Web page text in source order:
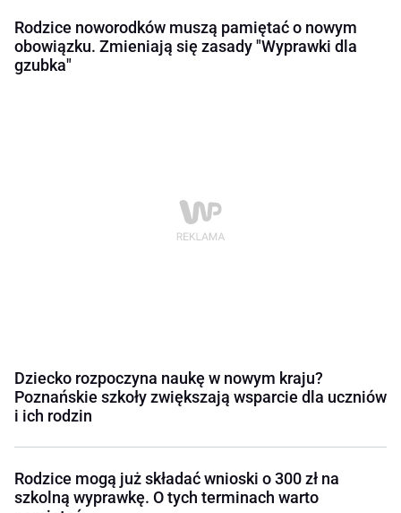
Rodzice noworodków muszą pamiętać o nowym
obowiązku. Zmieniają się zasady "Wyprawki dla
gzubka"
Dziecko rozpoczyna naukę w nowym kraju?
Poznańskie szkoły zwiększają wsparcie dla uczniów
i ich rodzin
Rodzice mogą już składać wnioski o 300 zł na
szkolną wyprawkę. O tych terminach warto